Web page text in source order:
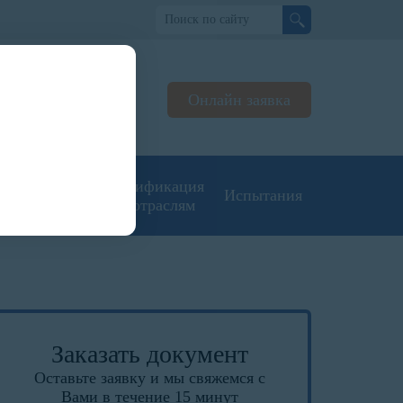
Онлайн заявка
Сертификация
по отраслям
Испытания
Заказать документ
Оставьте заявку и мы свяжемся с
Вами в течение 15 минут